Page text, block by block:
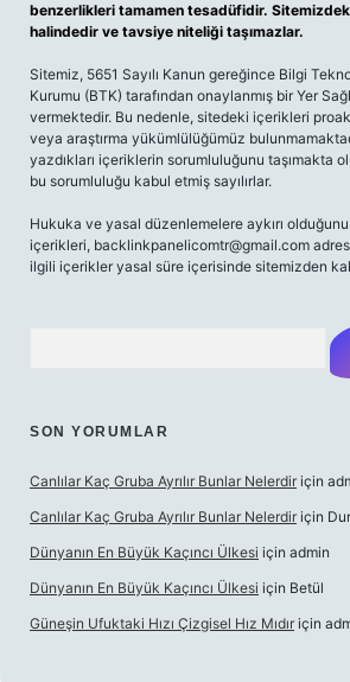
benzerlikleri tamamen tesadüfidir.
halindedir ve tavsiye niteliği taşımazlar.
Sitemiz, 5651 Sayılı Kanun gereğince Bilgi
Kurumu (BTK) tarafından onaylanmış bir Yer
vermektedir. Bu nedenle, sitedeki içerikleri
veya araştırma yükümlülüğümüz
yazdıkları içeriklerin sorumluluğunu taşımakta
bu sorumluluğu kabul etmiş sayılırlar.
Hukuka ve yasal düzenlemelere aykırı
içerikleri, backlinkpanelicomtr@gmail.com
ilgili içerikler yasal süre içerisinde sitemizden
SON YORUMLAR
Canlılar Kaç Gruba Ayrılır Bunlar Nelerdir için
Canlılar Kaç Gruba Ayrılır Bunlar Nelerdir için
Dünyanın En Büyük Kaçıncı Ülkesi için admin
Dünyanın En Büyük Kaçıncı Ülkesi için Betül
Güneşin Ufuktaki Hızı Çizgisel Hız Mıdır için